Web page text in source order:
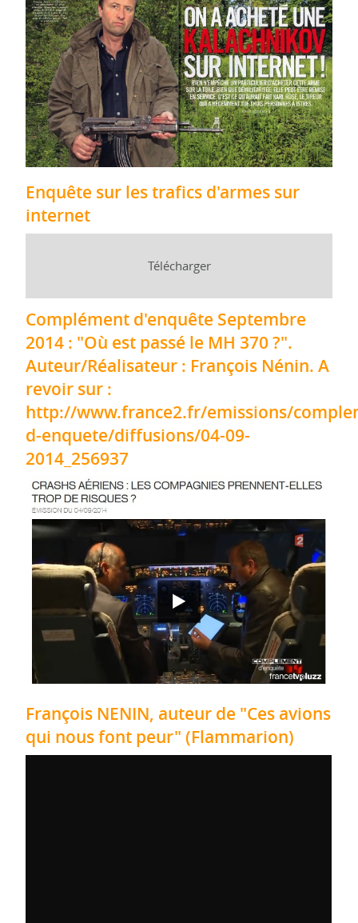
Enquête sur les trafics d'armes sur
internet
Télécharger
Complément d'enquête Septembre
2014 : "Où est passé le MH 370 ?".
Auteur/Réalisateur : François Nénin. A
revoir sur :
http://www.france2.fr/emissions/
d-enquete/diffusions/04-09-
2014_256937
François NENIN, auteur de "Ces avions
qui nous font peur" (Flammarion)